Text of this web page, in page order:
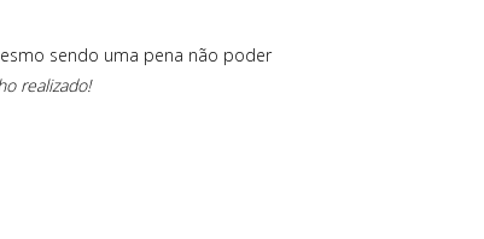
sendo uma pena não poder
realizado!